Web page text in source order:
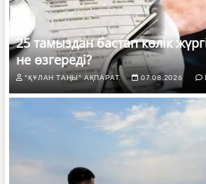
25 тамыздан бастап көлік
не өзгереді?
"ҚҰЛАН ТАҢЫ" АҚПАРАТ. 07.08.2026